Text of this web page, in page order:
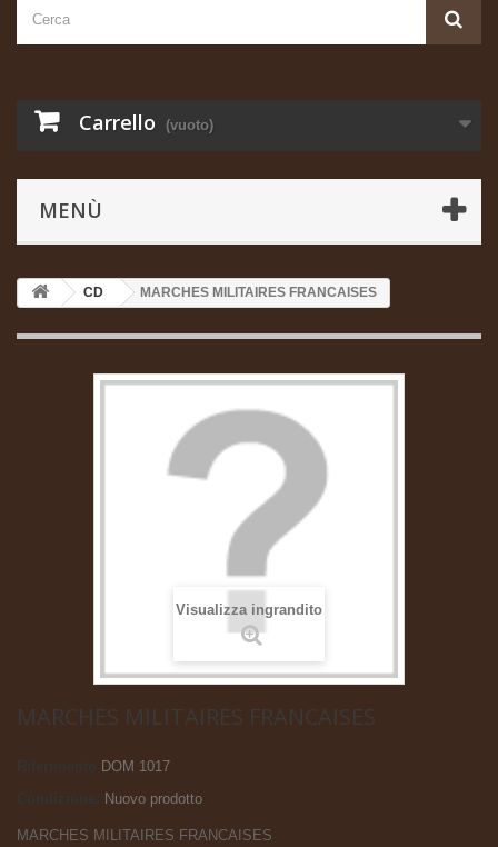
Carrello (vuoto)
MENÙ
CD MARCHES MILITAIRES FRANCAISES
Visualizza ingrandito
MARCHES MILITAIRES FRANCAISES
Riferimento
DOM 1017
Nuovo prodotto
MARCHES MILITAIRES FRANCAISES